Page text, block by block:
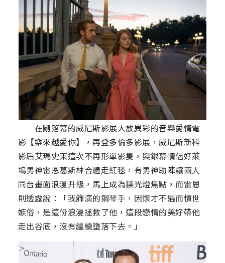
在剛落幕的威尼斯影展大放異彩的音樂愛情電
影【樂來越愛你】，再登多倫多影展，威尼斯新科
影后艾瑪史東這次不再形單影隻，與銀幕情侶好萊
塢男神雷恩葛斯林合體走紅毯，有男神助陣讓兩人
同台畫面浪漫升級，馬上成為鎂光燈焦點，而雷恩
則透露說：「我飾演的鋼琴手，因懷才不遇而憤世
嫉俗，是這份浪漫拯救了他，這段戀情的美好帶他
走出谷底，沒有繼續墮落下去。」